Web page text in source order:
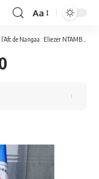
Font
Resizer
Aa
de suspendre l’existence légale de ce parti et mettre sous haute surveillance tous ses cadres.